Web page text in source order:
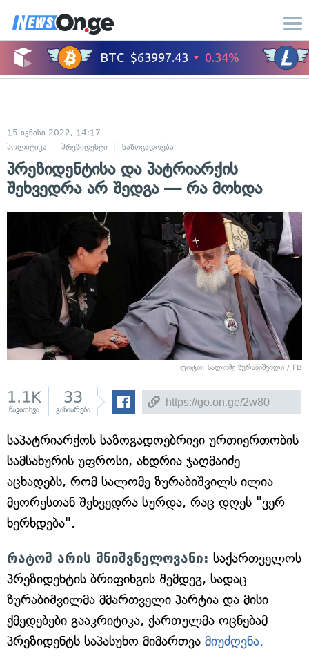
15 ივნისი 2022, 14:17
პოლიტიკა
პრეზიდენტი საზოგადოება
პრეზიდენტისა და პატრიარქის
შეხვედრა არ შედგა — რა მოხდა
ფოტო: სალომე ზურაბიშვილი / FB
1.1K
წაკითხვა
33
გაზიარება
საპატრიარქოს საზოგადოებრივი ურთიერთობის
სამსახურის უფროსი, ანდრია ჯაღმაიძე
აცხადებს, რომ სალომე ზურაბიშვილს ილია
მეორესთან შეხვედრა სურდა, რაც დღეს "ვერ
ხერხდება".
რატომ არის მნიშვნელოვანი: საქართველოს
პრეზიდენტის ბრიფინგის შემდეგ, სადაც
ზურაბიშვილმა მმართველი პარტია და მისი
ქმედებები გააკრიტიკა, ქართულმა ოცნებამ
პრეზიდენტს საპასუხო მიმართვა მიუძღვნა.